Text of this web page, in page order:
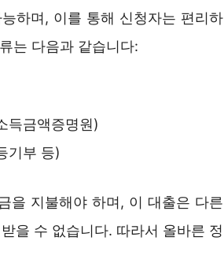
하며, 이를 통해 신청자는 편리하
는 다음과 같습니다:
득금액증명원)
기부 등)
을 지불해야 하며, 이 대출은 다른
을 수 없습니다. 따라서 올바른 정